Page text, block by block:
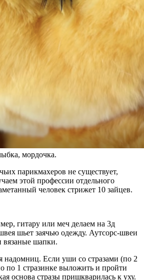
мордочка.
парикмахеров не существует,
этой профессии отдельного
человек стрижет 10 зайцев.
гитару или меч делаем на 3д
шьет заячью одежду. Аутсорс-швеи
вязаные шапки.
надомниц. Если уши со стразами (по 2
по 1 стразинке выложить и пройти
основа стразы пришкварилась к уху.